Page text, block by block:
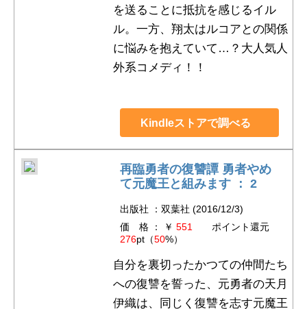
を送ることに抵抗を感じるイル
ル。一方、翔太はルコアとの関係
に悩みを抱えていて…？大人気人
外系コメディ！！
Kindleストアで調べる
再臨勇者の復讐譚 勇者やめ
て元魔王と組みます ： 2
出版社 ：双葉社 (2016/12/3)
価 格 ： ￥ 551
ポイント還元
276pt（50%）
自分を裏切ったかつての仲間たち
への復讐を誓った、元勇者の天月
伊織は、同じく復讐を志す元魔王